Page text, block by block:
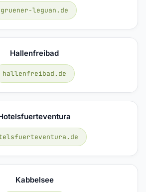
gruener-leguan.de
Hallenfreibad
hallenfreibad.de
Kabbelsee